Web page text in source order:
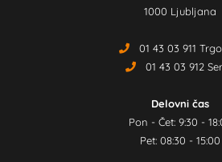
1000 Ljubljana
01 43 03 911
01 43 03 912
Delovni čas
Pon - Čet: 9:30 -
Pet: 08:30 - 15:00